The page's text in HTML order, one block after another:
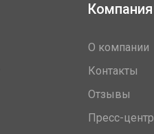
Компания
О компании
Контакты
Отзывы
Пресс-центр